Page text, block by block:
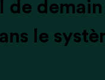
de
le